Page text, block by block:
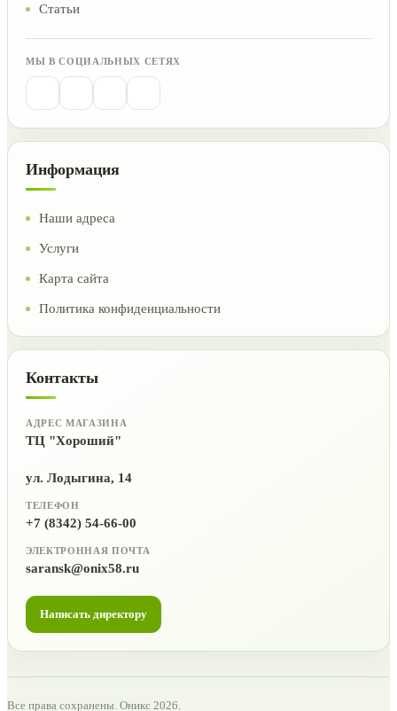
Статьи
МЫ В СОЦИАЛЬНЫХ СЕТЯХ
Информация
Наши адреса
Услуги
Карта сайта
Политика конфиденциальности
Контакты
АДРЕС МАГАЗИНА
ТЦ "Хороший"
ул. Лодыгина, 14
ТЕЛЕФОН
+7 (8342) 54-66-00
ЭЛЕКТРОННАЯ ПОЧТА
saransk@onix58.ru
Написать директору
Все права сохранены. Оникс 2026.